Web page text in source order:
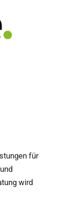
für
wird